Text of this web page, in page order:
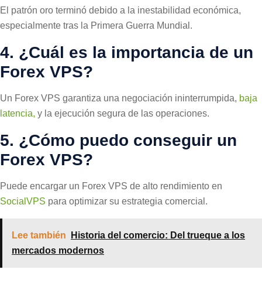
El patrón oro terminó debido a la inestabilidad económica,
especialmente tras la Primera Guerra Mundial.
4. ¿Cuál es la importancia de un
Forex VPS?
Un Forex VPS garantiza una negociación ininterrumpida, baja
latencia, y la ejecución segura de las operaciones.
5. ¿Cómo puedo conseguir un
Forex VPS?
Puede encargar un Forex VPS de alto rendimiento en
SocialVPS para optimizar su estrategia comercial.
Lee también
Historia del comercio: Del trueque a los
mercados modernos